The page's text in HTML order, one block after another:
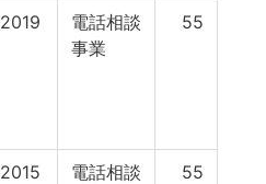
2019
電話相談
事業
55
2015 電話相談 55